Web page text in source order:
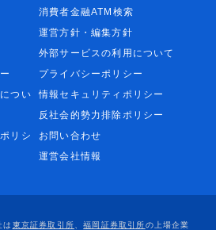
消費者金融ATM検索
運営方針・編集方針
外部サービスの利用について
プライバシーポリシー
つい
情報セキュリティポリシー
反社会的勢力排除ポリシー
リシ
お問い合わせ
運営会社情報